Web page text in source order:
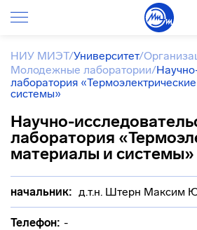
НИУ МИЭТ/Университет/
Молодежные лаборатории/
лаборатория
системы»
Научно-
лаборатория
материалы и системы»
начальник: д.т.н. Штерн Максим
Телефон: -